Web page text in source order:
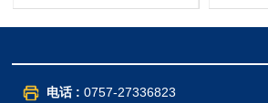
电话 : 0757-27336823